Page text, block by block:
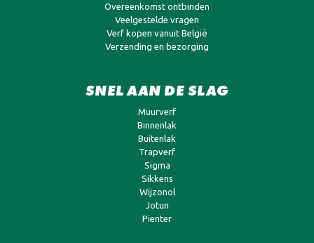
Overeenkomst ontbinden
Veelgestelde vragen
Verf kopen vanuit België
Verzending en bezorging
SNEL AAN DE SLAG
Muurverf
Binnenlak
Buitenlak
Trapverf
Sigma
Sikkens
Wijzonol
Jotun
Pienter